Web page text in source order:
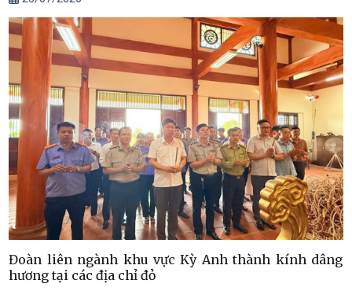
Đoàn liên ngành khu vực Kỳ Anh thành kính dâng
hương tại các địa chỉ đỏ